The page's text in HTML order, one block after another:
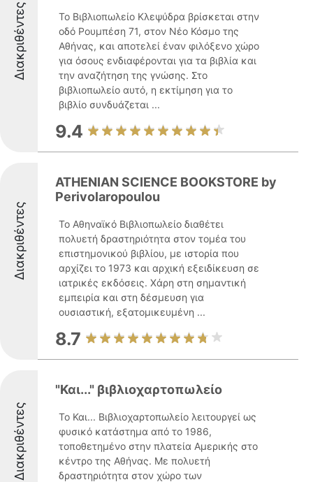
Διακριθέντες
Το Βιβλιοπωλείο Κλεψύδρα βρίσκεται στην
οδό Ρουμπέση 71, στον Νέο Κόσμο της
Αθήνας, και αποτελεί έναν φιλόξενο χώρο
για όσους ενδιαφέρονται για τα βιβλία και
την αναζήτηση της γνώσης. Στο
βιβλιοπωλείο αυτό, η εκτίμηση για το
βιβλίο συνδυάζεται ...
9.4
Διακριθέντες
ATHENIAN SCIENCE BOOKSTORE by
Perivolaropoulou
Το Αθηναϊκό Βιβλιοπωλείο διαθέτει
πολυετή δραστηριότητα στον τομέα του
επιστημονικού βιβλίου, με ιστορία που
αρχίζει το 1973 και αρχική εξειδίκευση σε
ιατρικές εκδόσεις. Χάρη στη σημαντική
εμπειρία και στη δέσμευση για
ουσιαστική, εξατομικευμένη ...
8.7
Διακριθέντες
"Και..." βιβλιοχαρτοπωλείο
Το Και... Βιβλιοχαρτοπωλείο λειτουργεί ως
φυσικό κατάστημα από το 1986,
τοποθετημένο στην πλατεία Αμερικής στο
κέντρο της Αθήνας. Με πολυετή
δραστηριότητα στον χώρο των